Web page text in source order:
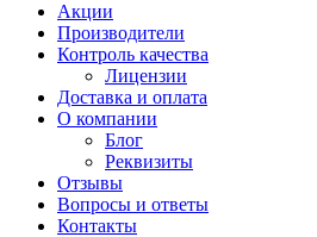
Акции
Производители
Контроль качества
Лицензии
Доставка и оплата
О компании
Блог
Реквизиты
Отзывы
Вопросы и ответы
Контакты